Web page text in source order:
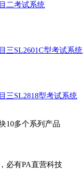
二考试系统
三SL2601C型考试系统
三SL2818型考试系统
10多个系列产品
必有PA直营科技